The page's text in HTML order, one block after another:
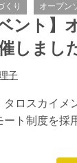
くり オープン
ント】
しまし
子
ロスカイメ
ト制度を採